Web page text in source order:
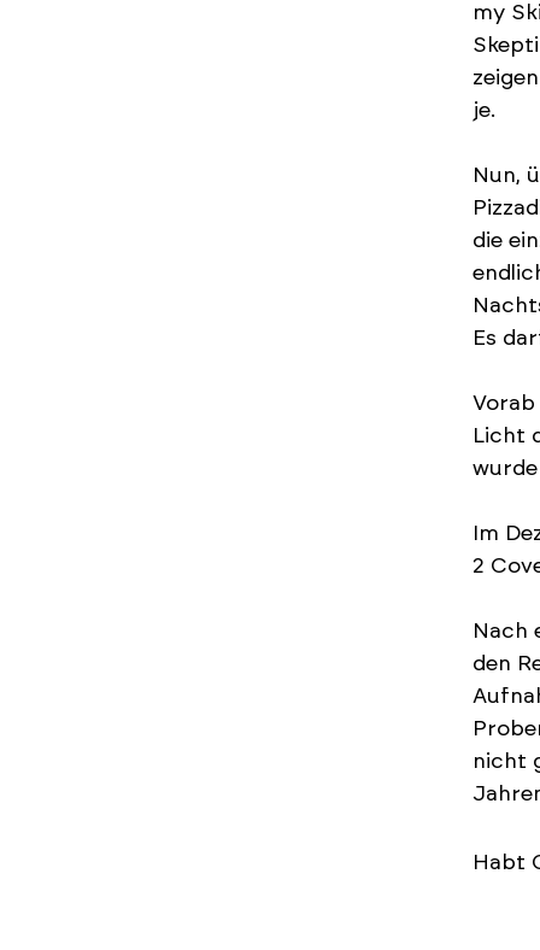
my
je.
Nun,
die
Es
Vorab
Licht
Im
2
Nach
den
nicht
Habt